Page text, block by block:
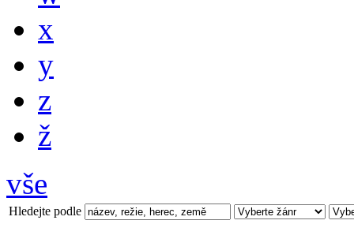
x
y
z
ž
vše
Hledejte podle